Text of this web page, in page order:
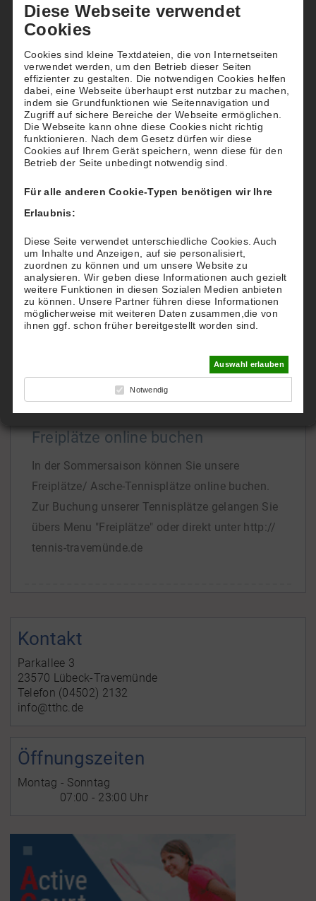
Tennisfelder.
In der Tagesansicht oder der Wochenansicht
ersehen Sie die Platzbelegung und freie Zeiten.
Wenn Sie die Belegung über einen späteren
Zeitraum einsehen[...]
Wie buchen Hotels für Ihre Gäste
Möchten Sie Ihren Gästen einen besonderen
"Tennis-Service" bieten?
Dann reservieren und buchen Sie für Ihre Gäste
nach deren Wünschen einen Tennisplatz beim
TTHC.
Gern richten wir Ihnen einen eigenen Account zu
Hotel-Konditionen ein.
Freiplätze online buchen
In der Sommersaison können Sie unsere
Freiplätze/ Asche-Tennisplätze online buchen.
Zur Buchung unserer Tennisplätze gelangen Sie
übers Menu "Freiplätze" oder direkt unter http://
tennis-travemünde.de
Kontakt
Parkallee 3
23570 Lübeck-Travemünde
Telefon (04502) 2132
info@tthc.de
Öffnungszeiten
Montag - Sonntag
07:00 - 23:00 Uhr
Diese Webseite verwendet
Cookies
Cookies sind kleine Textdateien, die von Internetseiten
verwendet werden, um den Betrieb dieser Seiten
effizienter zu gestalten. Die notwendigen Cookies helfen
dabei, eine Webseite überhaupt erst nutzbar zu machen,
indem sie Grundfunktionen wie Seitennavigation und
Zugriff auf sichere Bereiche der Webseite ermöglichen.
Die Webseite kann ohne diese Cookies nicht richtig
funktionieren. Nach dem Gesetz dürfen wir diese
Cookies auf Ihrem Gerät speichern, wenn diese für den
Betrieb der Seite unbedingt notwendig sind.
Für alle anderen Cookie-Typen benötigen wir Ihre
Erlaubnis:
Diese Seite verwendet unterschiedliche Cookies. Auch
um Inhalte und Anzeigen, auf sie personalisiert,
zuordnen zu können und um unsere Website zu
analysieren. Wir geben diese Informationen auch gezielt
weitere Funktionen in diesen Sozialen Medien anbieten
zu können. Unsere Partner führen diese Informationen
möglicherweise mit weiteren Daten zusammen,die von
ihnen ggf. schon früher bereitgestellt worden sind.
Auswahl erlauben
Notwendig